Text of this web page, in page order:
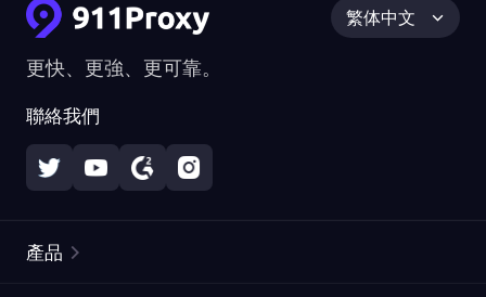
更快、更強、更可靠。
聯絡我們
繁体中文
產品